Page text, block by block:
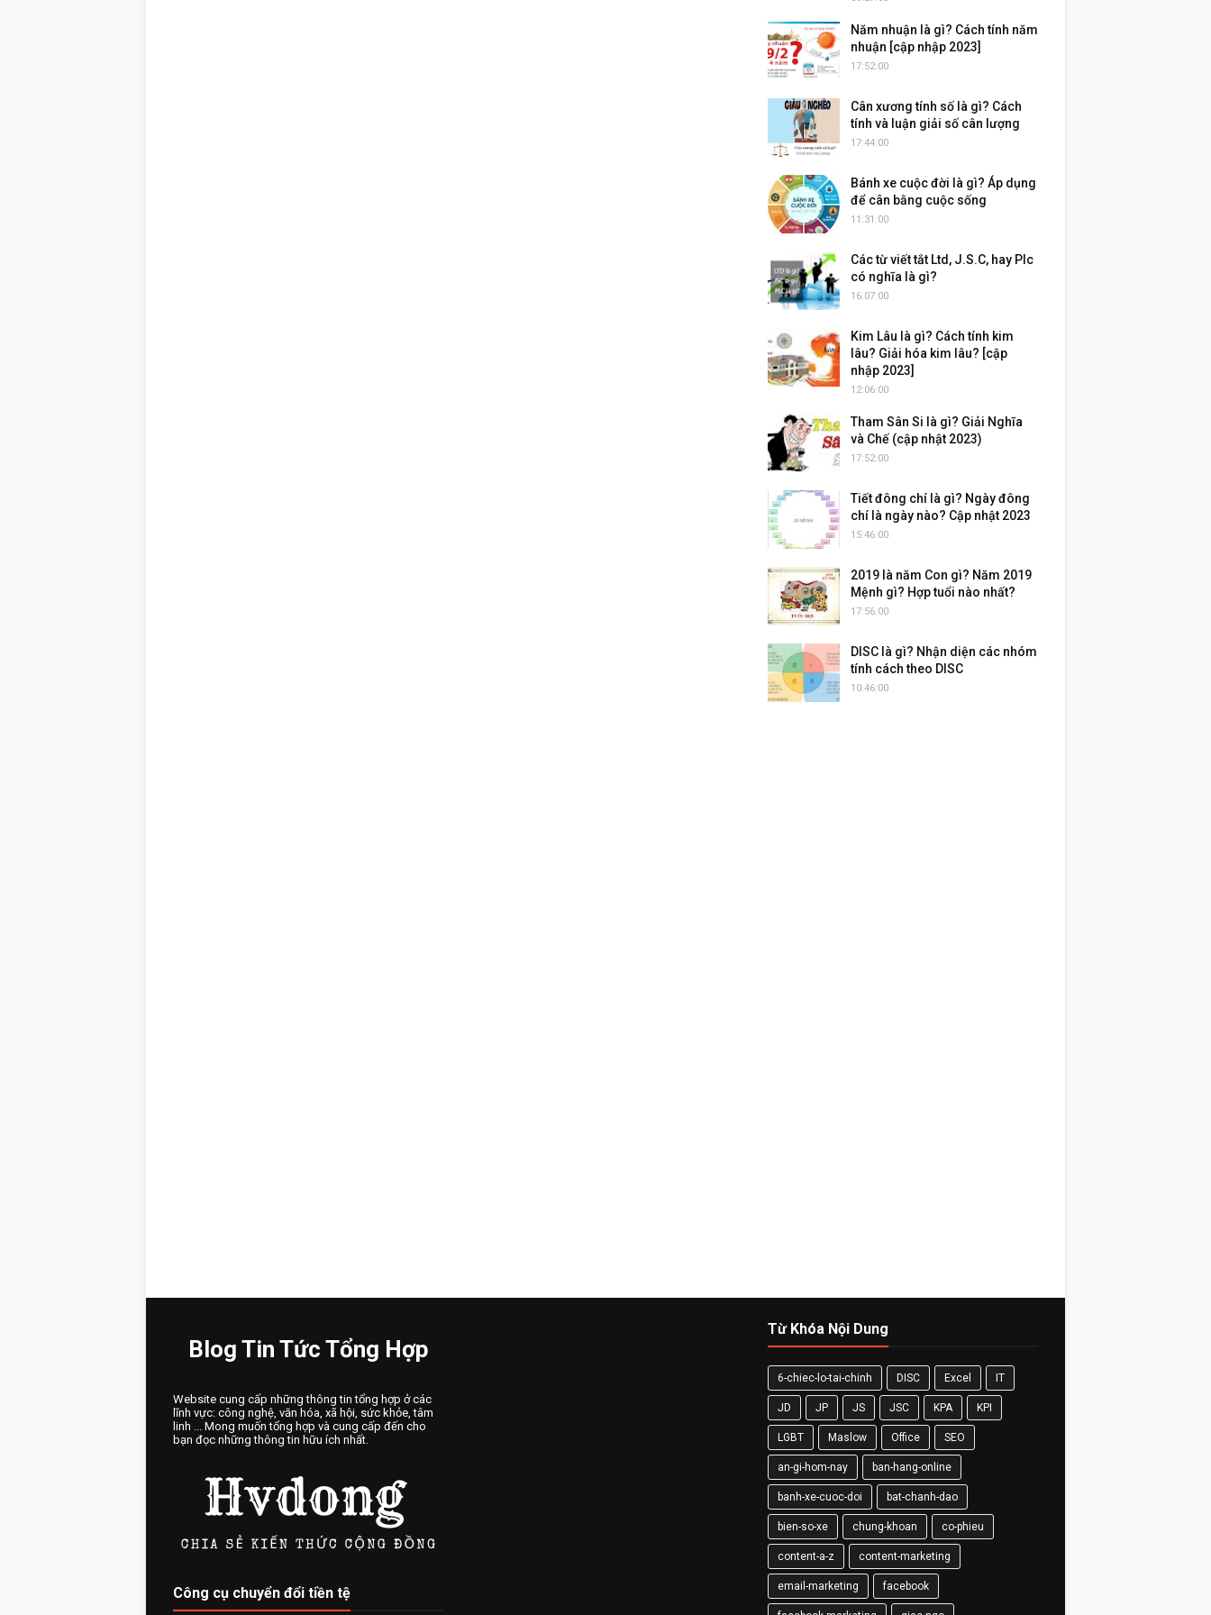
Năm nhuận là gì? Cách tính năm
nhuận [cập nhập 2023]
17:52:00
Cân xương tính số là gì? Cách
tính và luận giải số cân lượng
17:44:00
Bánh xe cuộc đời là gì? Áp dụng
để cân bằng cuộc sống
11:31:00
Các từ viết tắt Ltd, J.S.C, hay Plc
có nghĩa là gì?
16:07:00
Kim Lâu là gì? Cách tính kim
lâu? Giải hóa kim lâu? [cập
nhập 2023]
12:06:00
Tham Sân Si là gì? Giải Nghĩa
và Chế (cập nhật 2023)
17:52:00
Tiết đông chí là gì? Ngày đông
chí là ngày nào? Cập nhật 2023
15:46:00
2019 là năm Con gì? Năm 2019
Mệnh gì? Hợp tuổi nào nhất?
17:56:00
DISC là gì? Nhận diện các nhóm
tính cách theo DISC
10:46:00
Blog Tin Tức Tổng Hợp
Website cung cấp những thông tin tổng hợp ở các
lĩnh vực: công nghệ, văn hóa, xã hội, sức khỏe, tâm
linh ... Mong muốn tổng hợp và cung cấp đến cho
bạn đọc những thông tin hữu ích nhất.
Công cụ chuyển đổi tiền tệ
Từ Khóa Nội Dung
6-chiec-lo-tai-chinh DISC Excel IT
JD JP JS JSC KPA KPI
LGBT Maslow Office SEO
an-gi-hom-nay ban-hang-online
banh-xe-cuoc-doi bat-chanh-dao
bien-so-xe chung-khoan co-phieu
content-a-z content-marketing
email-marketing facebook